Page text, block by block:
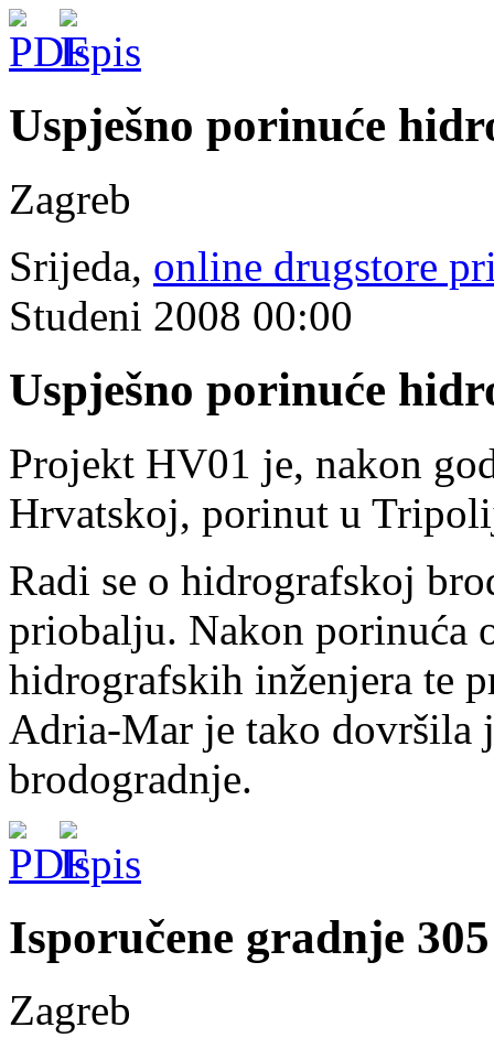
Uspješno porinuće
Zagreb
Srijeda, online drugstore
Studeni 2008 00:00
Uspješno porinuće
Projekt HV01 je, nakon
Hrvatskoj, porinut u
Radi se o hidrografskoj
priobalju. Nakon porinuća
hidrografskih inženjera te
Adria-Mar je tako dovršila
brodogradnje.
Isporučene gradnje
Zagreb